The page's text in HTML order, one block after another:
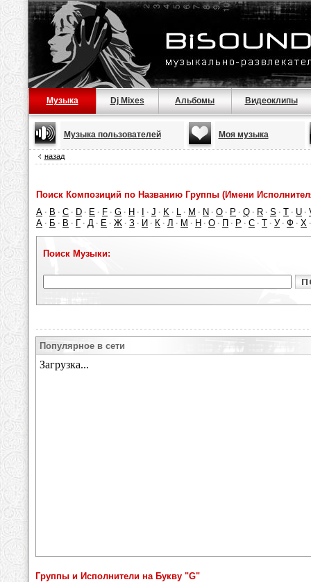
Музыка Dj Mixes Альбомы Видеоклипы
Музыка пользователей Моя музыка
назад
Поиск Композиций по Названию Группы (Имени
A · B · C · D · E · F · G · H · · J · K · L · M · N · O · P · Q · R · S · T · U ·
А · Б · В · Г · Д · Е · Ж · З · И · К · Л · М · Н · О · П · Р · С · Т · У · Ф · Х
Поиск Музыки:
Популярное в сети
Группы и Исполнители на Букву "G"